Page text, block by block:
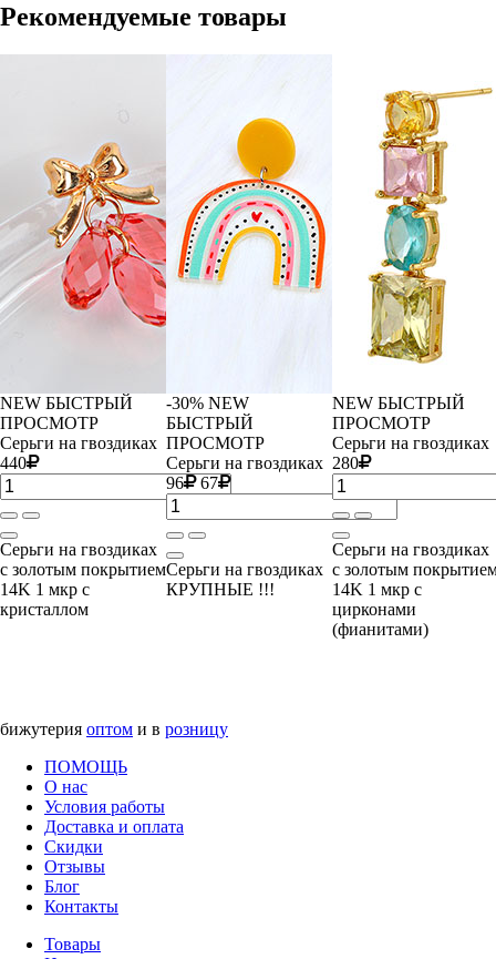
Рекомендуемые товары
NEW БЫСТРЫЙ
ПРОСМОТР
Серьги на гвоздиках
440
Серьги на гвоздиках
с золотым покрытием
14K 1 мкр с
кристаллом
-30% NEW
БЫСТРЫЙ
ПРОСМОТР
Серьги на гвоздиках
96
67
Серьги на гвоздиках
КРУПНЫЕ !!!
NEW БЫСТРЫЙ
ПРОСМОТР
Серьги на гвоздиках
280
Серьги на гвоздиках
с золотым
14K 1 мкр с
цирконами
(фианитами)
бижутерия оптом и в розницу
ПОМОЩЬ
О нас
Условия работы
Доставка и оплата
Скидки
Отзывы
Блог
Контакты
Товары